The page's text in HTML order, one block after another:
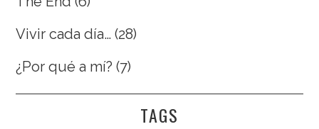
Vivir cada día… (28)
¿Por qué a mí? (7)
TAGS